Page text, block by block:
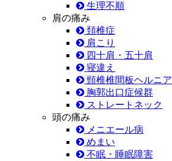
生理不順
肩の痛み
頚椎症
肩こり
四十肩・五十肩
寝違え
頸椎椎間板ヘルニア
胸郭出口症候群
ストレートネック
頭の痛み
メニエール病
めまい
不眠・睡眠障害